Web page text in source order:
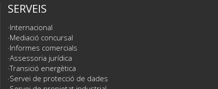
SERVEIS
Internacional
Mediació concursal
Informes comercials
Assessoria jurídica
Transició energètica
Servei de protecció de dades